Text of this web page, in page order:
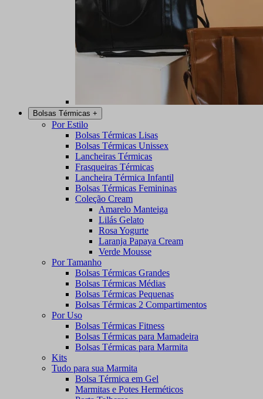
Bolsas Térmicas +
Por Estilo
Bolsas Térmicas Lisas
Bolsas Térmicas Unissex
Lancheiras Térmicas
Frasqueiras Térmicas
Lancheira Térmica Infantil
Bolsas Térmicas Femininas
Coleção Cream
Amarelo Manteiga
Lilás Gelato
Rosa Yogurte
Laranja Papaya Cream
Verde Mousse
Por Tamanho
Bolsas Térmicas Grandes
Bolsas Térmicas Médias
Bolsas Térmicas Pequenas
Bolsas Térmicas 2 Compartimentos
Por Uso
Bolsas Térmicas Fitness
Bolsas Térmicas para Mamadeira
Bolsas Térmicas para Marmita
Kits
Tudo para sua Marmita
Bolsa Térmica em Gel
Marmitas e Potes Herméticos